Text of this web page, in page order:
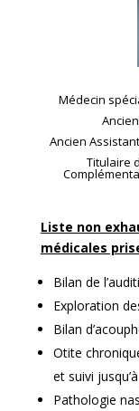
Médecin
Ancien
Titulaire
Liste non
médicales
Bilan de
Exploration
Bilan
Otite
et suivi
Pathologie